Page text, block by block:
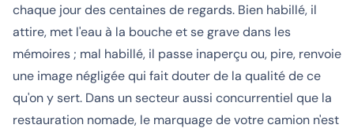
chaque jour des centaines de regards. Bien habillé, il
attire, met l'eau à la bouche et se grave dans les
mémoires ; mal habillé, il passe inaperçu ou, pire, renvoie
une image négligée qui fait douter de la qualité de ce
qu'on y sert. Dans un secteur aussi concurrentiel que la
restauration nomade, le marquage de votre camion n'est